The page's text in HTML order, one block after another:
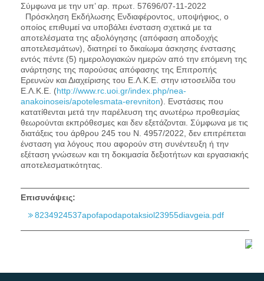
Σύμφωνα με την υπ’ αρ. πρωτ. 57696/07-11-2022
Πρόσκληση Εκδήλωσης Ενδιαφέροντος, υποψήφιος, ο
οποίος επιθυμεί να υποβάλει ένσταση σχετικά με τα
αποτελέσματα της αξιολόγησης (απόφαση αποδοχής
αποτελεσμάτων), διατηρεί το δικαίωμα άσκησης ένστασης
εντός πέντε (5) ημερολογιακών ημερών από την επόμενη της
ανάρτησης της παρούσας απόφασης της Επιτροπής
Ερευνών και Διαχείρισης του Ε.Λ.Κ.Ε. στην ιστοσελίδα του
Ε.Λ.Κ.Ε. (http://www.rc.uoi.gr/index.php/nea-
anakoinoseis/apotelesmata-erevniton). Ενστάσεις που
κατατίθενται μετά την παρέλευση της ανωτέρω προθεσμίας
θεωρούνται εκπρόθεσμες και δεν εξετάζονται. Σύμφωνα με τις
διατάξεις του άρθρου 245 του Ν. 4957/2022, δεν επιτρέπεται
ένσταση για λόγους που αφορούν στη συνέντευξη ή την
εξέταση γνώσεων και τη δοκιμασία δεξιοτήτων και εργασιακής
αποτελεσματικότητας.
Επισυνάψεις:
8234924537apofapodapotaksiol23955diavgeia.pdf